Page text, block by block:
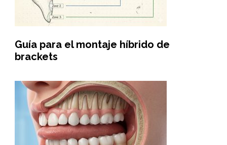
Guía para el montaje híbrido de
brackets